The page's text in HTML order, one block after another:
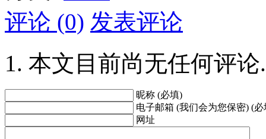
评论 (0) 发表评论
本文目前尚无任何评论.
昵称 (必填)
电子邮箱 (我们会为您保密) (必
网址